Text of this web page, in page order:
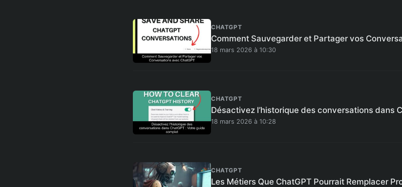
CHATGPT
Comment Sauvegarder et Partager vos
18 mars 2026 à 10:30
CHATGPT
Désactivez l’historique des conversations dans
18 mars 2026 à 10:28
CHATGPT
Les Métiers Que ChatGPT Pourrait Remplacer